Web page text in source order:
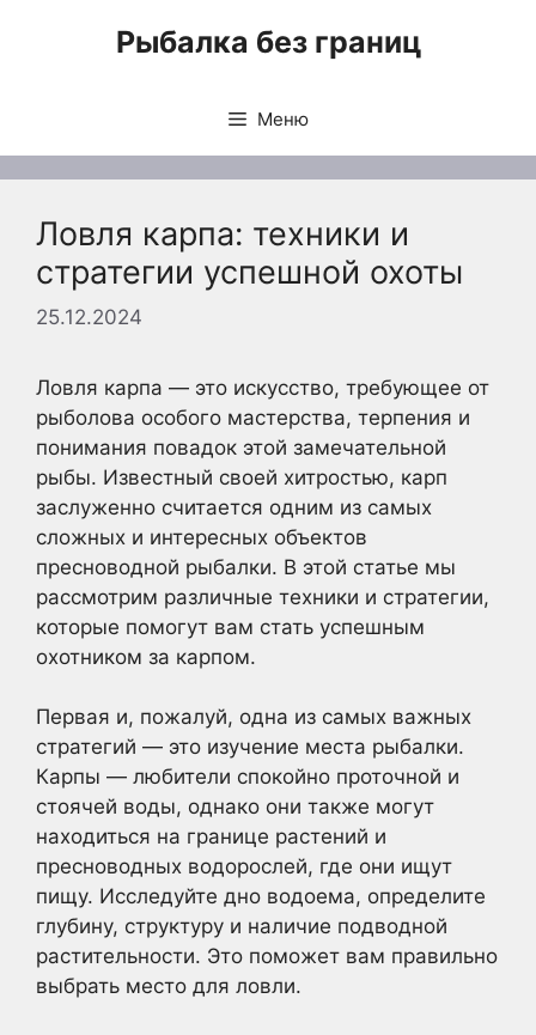
Рыбалка без границ
Меню
Ловля карпа: техники и
стратегии успешной охоты
25.12.2024
Ловля карпа — это искусство, требующее от
рыболова особого мастерства, терпения и
понимания повадок этой замечательной
рыбы. Известный своей хитростью, карп
заслуженно считается одним из самых
сложных и интересных объектов
пресноводной рыбалки. В этой статье мы
рассмотрим различные техники и стратегии,
которые помогут вам стать успешным
охотником за карпом.
Первая и, пожалуй, одна из самых важных
стратегий — это изучение места рыбалки.
Карпы — любители спокойно проточной и
стоячей воды, однако они также могут
находиться на границе растений и
пресноводных водорослей, где они ищут
пищу. Исследуйте дно водоема, определите
глубину, структуру и наличие подводной
растительности. Это поможет вам правильно
выбрать место для ловли.